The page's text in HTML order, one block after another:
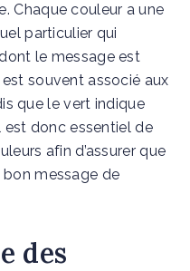
Chaque couleur a une
particulier qui
le message est
souvent associé aux
que le vert indique
est donc essentiel de
afin d’assurer que
message de
des